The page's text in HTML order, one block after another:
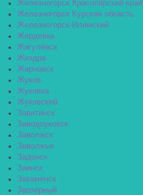
Железногорск Красноярский край
Железногорск Курская область
Железногорск-Илимский
Жердевка
Жигулёвск
Жиздра
Жирновск
Жуков
Жуковка
Жуковский
Завитинск
Заводоуковск
Заволжск
Заволжье
Задонск
Заинск
Закаменск
Заозёрный